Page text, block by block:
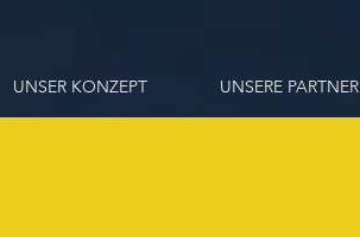
UNSER KONZEPT UNSERE PARTNER